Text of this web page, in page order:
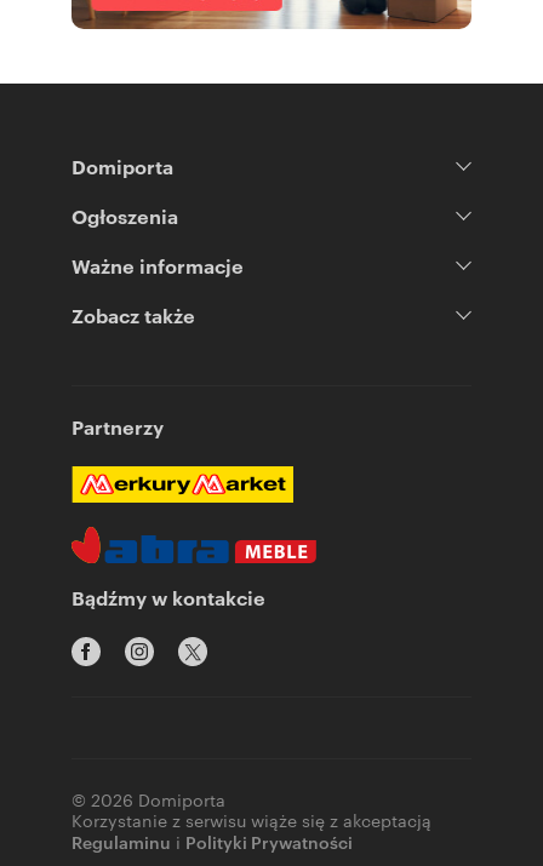
Domiporta
Ogłoszenia
Ważne informacje
Zobacz także
Partnerzy
Bądźmy w kontakcie
© 2026 Domiporta
Korzystanie z serwisu wiąże się z akceptacją
Regulaminu i Polityki Prywatności